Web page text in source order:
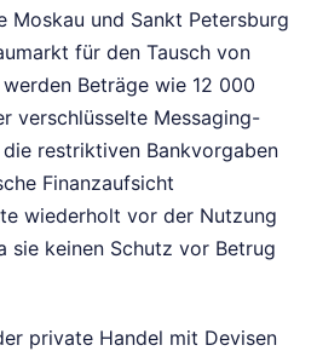
Moskau und Sankt Petersburg
für den Tausch von
Beträge wie 12 000
verschlüsselte Messaging-
restriktiven Bankvorgaben
Finanzaufsicht
wiederholt vor der Nutzung
sie keinen Schutz vor Betrug
private Handel mit Devisen